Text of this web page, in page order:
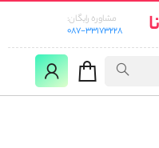
مشاوره رایگان:
087-33173228